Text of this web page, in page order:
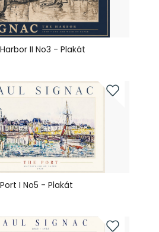
II No3 - Plakát
I No5 - Plakát